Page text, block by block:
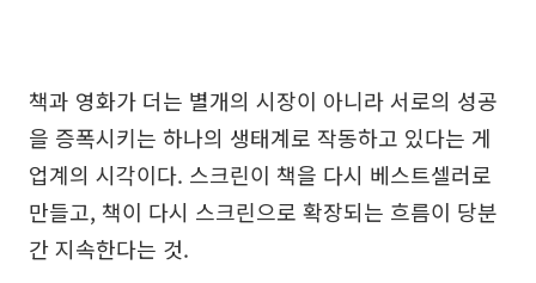
책과 영화가 더는 별개의 시장이 아니라 서로의 성공
을 증폭시키는 하나의 생태계로 작동하고 있다는 게
업계의 시각이다. 스크린이 책을 다시 베스트셀러로
만들고, 책이 다시 스크린으로 확장되는 흐름이 당분
간 지속한다는 것.